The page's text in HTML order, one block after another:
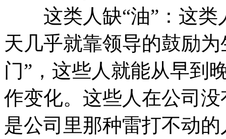
这类人缺“油”：这类
天几乎就靠领导的鼓励
门”，这些人就能从早到
作变化。这些人在公司
是公司里那种雷打不动